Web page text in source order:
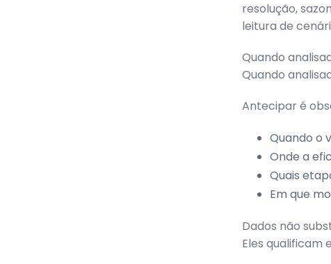
resolução,
leitura de
Quando
Quando
Antecipar é
Quando o
Onde a
Quais
Em que
Dados não
Eles qualificam